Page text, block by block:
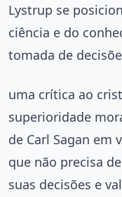
Lystrup se
ciência e do
tomada de
uma crítica ao
superioridade
de Carl Sagan em
que não precisa
suas decisões e